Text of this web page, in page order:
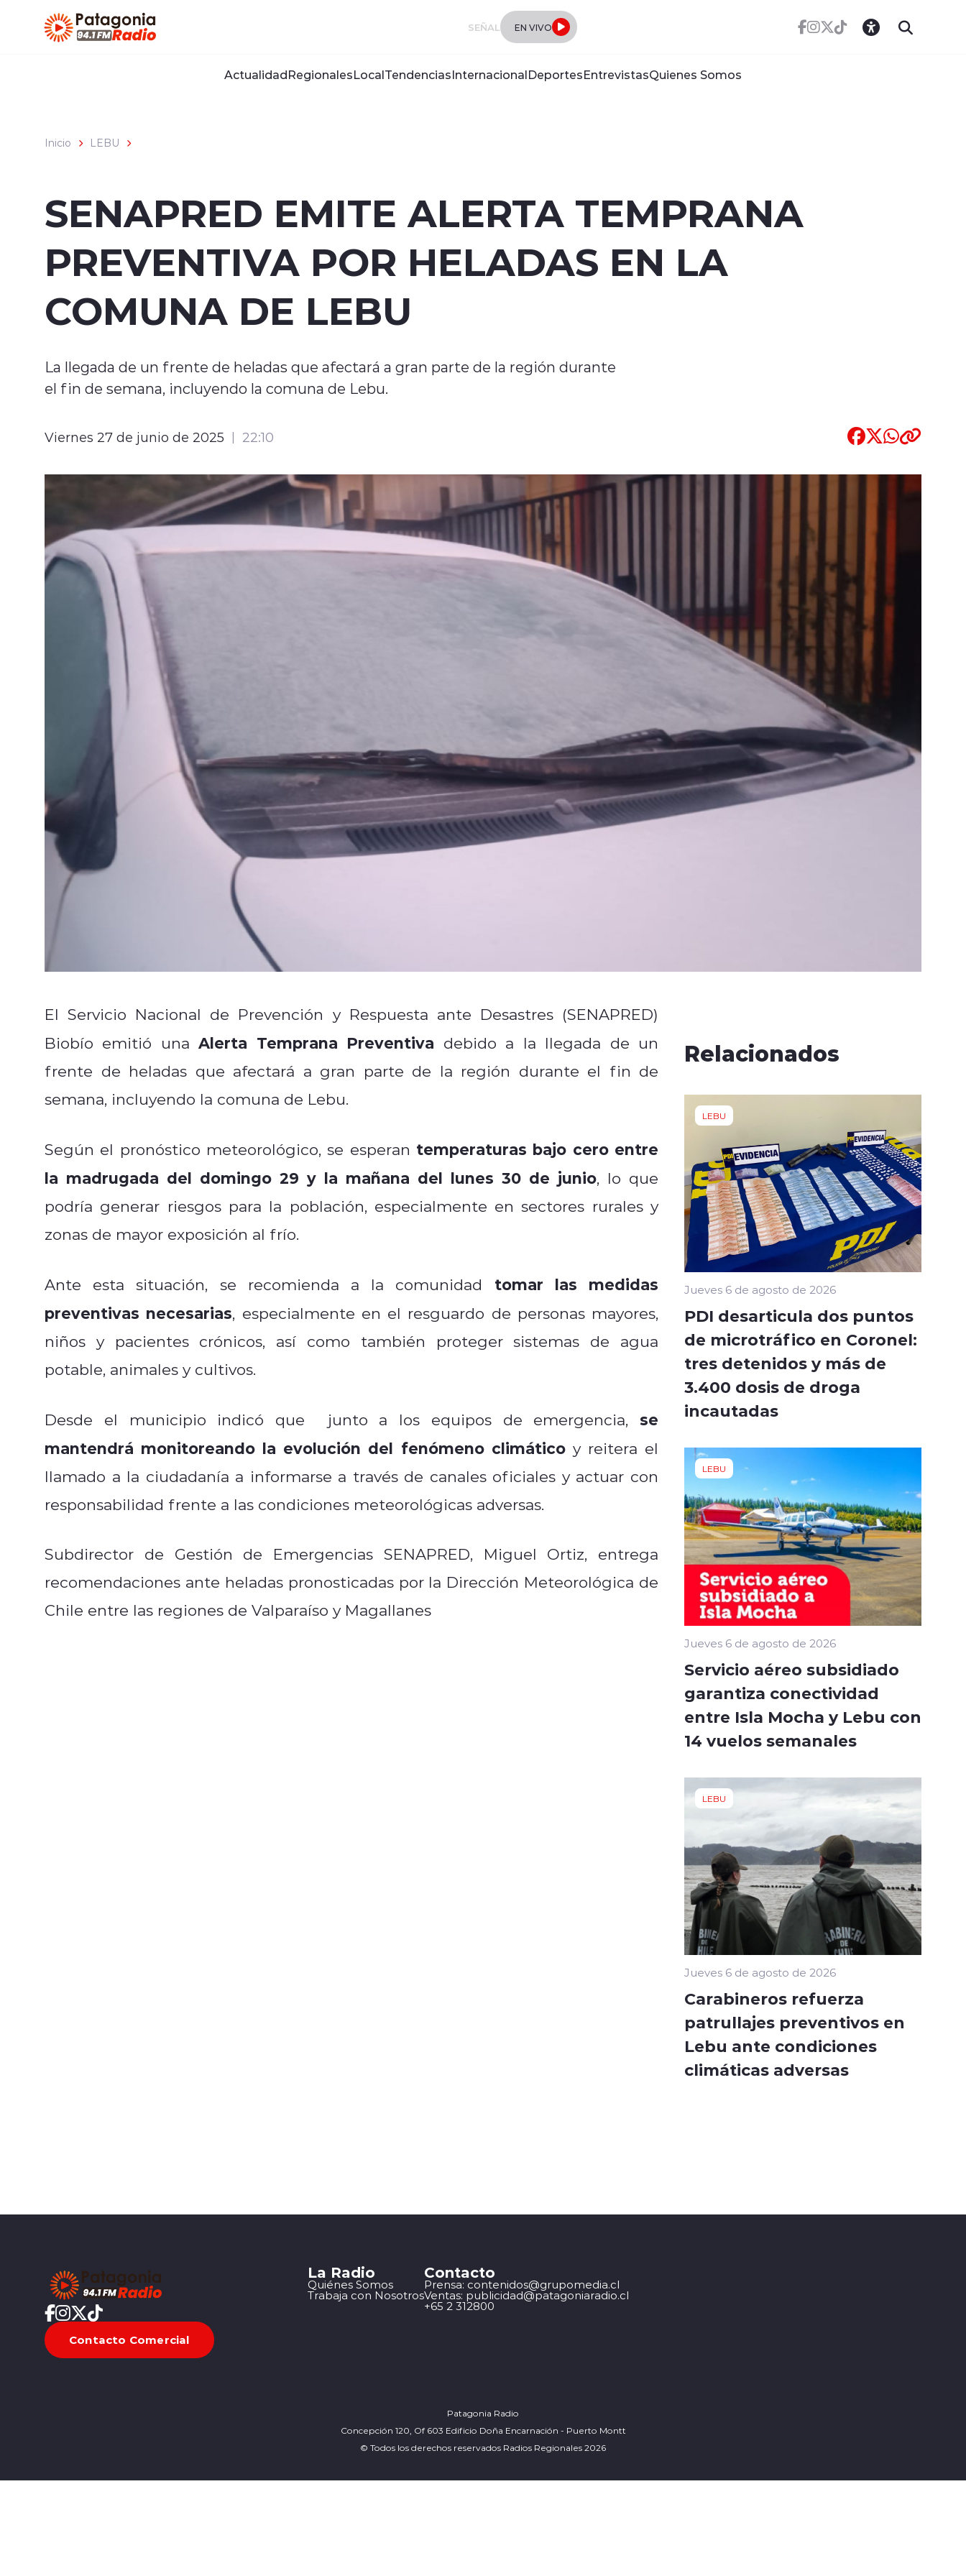
SEÑAL EN VIVO
ActualidadRegionalesLocalTendenciasInternacionalDeportesEntrevistasQuienes Somos
Inicio LEBU
SENAPRED EMITE ALERTA TEMPRANA
PREVENTIVA POR HELADAS EN LA
COMUNA DE LEBU
La llegada de un frente de heladas que afectará a gran parte de la región durante
el fin de semana, incluyendo la comuna de Lebu.
Viernes 27 de junio de 2025 22:10
El Servicio Nacional de Prevención y Respuesta ante Desastres (SENAPRED)
Biobío emitió unaAlerta Temprana Preventiva debido a la llegada de un
frente de heladas que afectará a gran parte de la región durante el fin de
semana, incluyendo la comuna de Lebu.
Según el pronóstico meteorológico, se esperan temperaturas bajo cero entre
la madrugada del domingo 29 y la mañana del lunes 30 de junio, lo que
podría generar riesgos para la población, especialmente en sectores rurales y
zonas de mayor exposición al frío.
Ante esta situación, se recomienda a la comunidad tomar las medidas
preventivas necesarias, especialmente en el resguardo de personas mayores,
niños y pacientes crónicos, así como también proteger sistemas de agua
potable, animales y cultivos.
Desde el municipio indicó que junto a los equipos de emergencia, se
mantendrá monitoreando la evolución del fenómeno climáticoy reitera el
llamado a la ciudadanía a informarse a través de canales oficiales y actuar con
responsabilidad frente a las condiciones meteorológicas adversas.
Subdirector de Gestión de Emergencias SENAPRED, Miguel Ortiz, entrega
recomendaciones ante heladas pronosticadas por la Dirección Meteorológica de
Chile entre las regiones de Valparaíso y Magallanes
Relacionados
LEBU
Jueves 6 de agosto de 2026
PDI desarticula dos puntos
de microtráfico en Coronel:
tres detenidos y más de
3.400 dosis de droga
incautadas
LEBU
Jueves 6 de agosto de 2026
Servicio aéreo subsidiado
garantiza conectividad
entre Isla Mocha y Lebu con
14 vuelos semanales
LEBU
Jueves 6 de agosto de 2026
Carabineros refuerza
patrullajes preventivos en
Lebu ante condiciones
climáticas adversas
Contacto Comercial
La Radio
Quiénes Somos
Trabaja con Nosotros
Contacto
Prensa: contenidos@grupomedia.cl
Ventas: publicidad@patagoniaradio.cl
+65 2 312800
Patagonia Radio
Concepción 120, Of 603 Edificio Doña Encarnación - Puerto Montt
© Todos los derechos reservados Radios Regionales 2026